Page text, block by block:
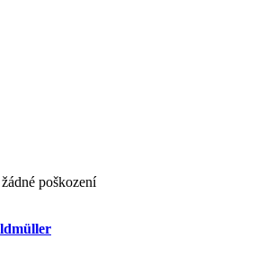
poškození